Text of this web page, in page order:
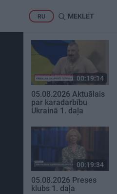
RU MEKLĒT
00:19:14
05.08.2026 Aktuālais
par karadarbību
Ukrainā 1. daļa
00:19:34
05.08.2026 Preses
klubs 1. daļa